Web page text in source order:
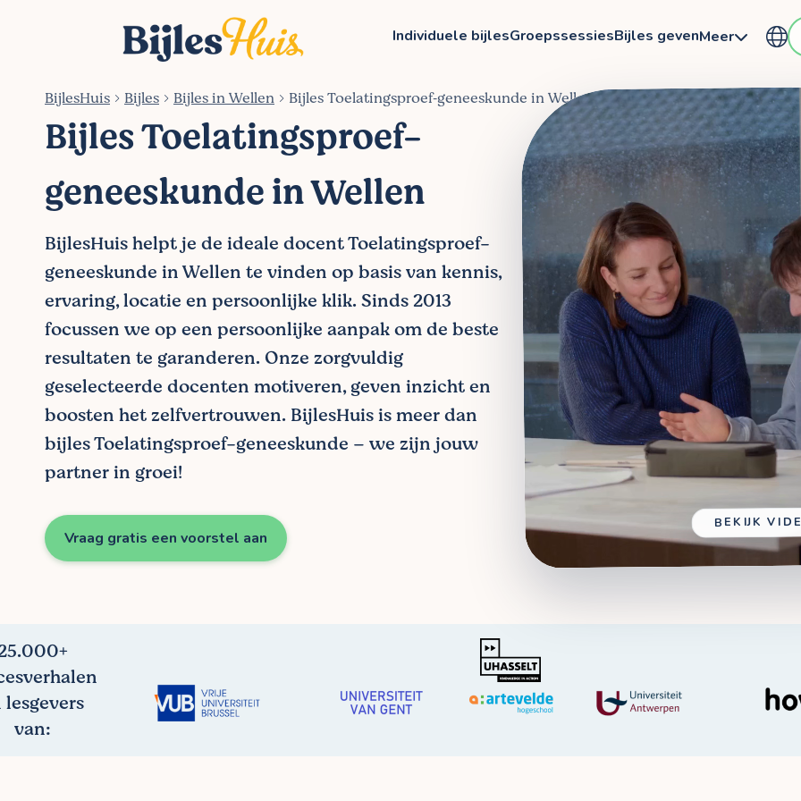
Individuele bijlesGroepssessiesBijles gevenMeer
BijlesHuis Bijles Bijles in Wellen Bijles Toelatingsproef‑geneeskunde in Wellen
Bijles Toelatingsproef-
geneeskunde in Wellen
BijlesHuis helpt je de ideale docent Toelatingsproef-
geneeskunde in Wellen te vinden op basis van kennis,
ervaring, locatie en persoonlijke klik. Sinds 2013
focussen we op een persoonlijke aanpak om de beste
resultaten te garanderen. Onze zorgvuldig
geselecteerde docenten motiveren, geven inzicht en
boosten het zelfvertrouwen. BijlesHuis is meer dan
bijles Toelatingsproef-geneeskunde – we zijn jouw
partner in groei!
Vraag gratis een voorstel aan
BEKIJK
lesgevers
van: